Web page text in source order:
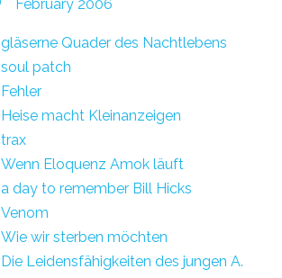
February 2006
gläserne Quader des Nachtlebens
soul patch
Fehler
Heise macht Kleinanzeigen
trax
Wenn Eloquenz Amok läuft
a day to remember Bill Hicks
Venom
Wie wir sterben möchten
Die Leidensfähigkeiten des jungen A.